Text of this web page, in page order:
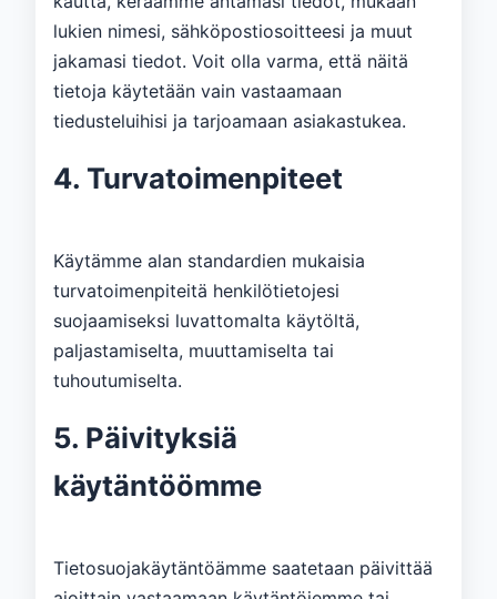
lukien nimesi, sähköpostiosoitteesi ja muut
jakamasi tiedot. Voit olla varma, että näitä
tietoja käytetään vain vastaamaan
tiedusteluihisi ja tarjoamaan asiakastukea.
4. Turvatoimenpiteet
Käytämme alan standardien mukaisia ​​
turvatoimenpiteitä henkilötietojesi
suojaamiseksi luvattomalta käytöltä,
paljastamiselta, muuttamiselta tai
tuhoutumiselta.
5. Päivityksiä
käytäntöömme
Tietosuojakäytäntöämme saatetaan päivittää